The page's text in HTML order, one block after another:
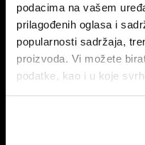
podacima na vašem
prilagođenih oglasa i
popularnosti sadržaja,
proizvoda. Vi možete
podatke, kao i u koje
Prikupljati